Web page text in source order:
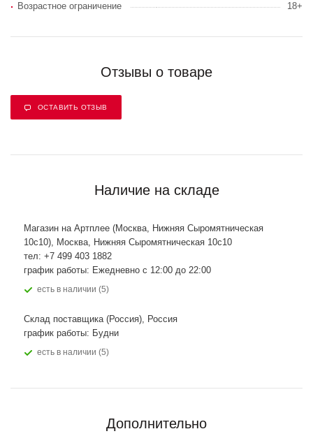
Возрастное ограничение
18+
Отзывы о товаре
ОСТАВИТЬ ОТЗЫВ
Наличие на складе
Магазин на Артплее (Москва, Нижняя Сыромятническая
10с10), Москва, Нижняя Сыромятническая 10с10
тел: +7 499 403 1882
график работы: Ежедневно с 12:00 до 22:00
Есть в наличии (5)
Склад поставщика (Россия), Россия
график работы: Будни
Есть в наличии (5)
Дополнительно